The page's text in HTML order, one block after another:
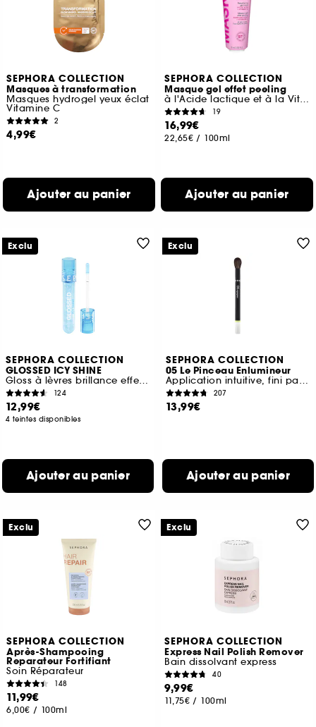
SEPHORA COLLECTION
Masques à transformation
Masques hydrogel yeux éclat
Vitamine C
2
4,99€
Ajouter au panier
SEPHORA COLLECTION
Masque gel effet peeling
à l'Acide lactique et à la Vitamine C
19
16,99€
22,65€ / 100ml
Ajouter au panier
SEPHORA COLLECTION
GLOSSED ICY SHINE
Gloss à lèvres brillance effet mouillé
124
12,99€
4 teintes disponibles
Ajouter au panier
Exclu
SEPHORA COLLECTION
05 Le Pinceau Enlumineur
Application intuitive, fini parfait
207
13,99€
Ajouter au panier
Exclu
SEPHORA COLLECTION
Après-Shampooing
Reparateur Fortifiant
Soin Réparateur
148
11,99€
6,00€ / 100ml
Exclu
SEPHORA COLLECTION
Express Nail Polish Remover
Bain dissolvant express
40
9,99€
11,75€ / 100ml
Exclu